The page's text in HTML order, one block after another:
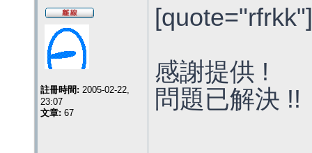
註冊時間: 2005-02-22,
23:07
文章: 67
感謝提供 !
問題已解決 !!